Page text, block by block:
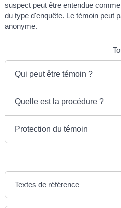
suspect peut être entendue
du type d'enquête. Le témoin peut
anonyme.
Qui peut être témoin ?
Quelle est la procédure ?
Protection du témoin
Textes de référence